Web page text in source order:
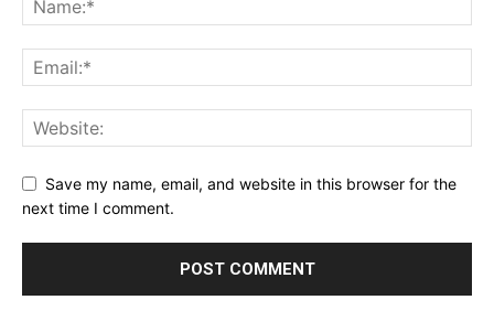
Save my name, email, and website in this browser for the
next time I comment.